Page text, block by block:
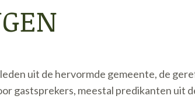
leden uit de hervormde gemeente, de
gastsprekers, meestal predikanten uit